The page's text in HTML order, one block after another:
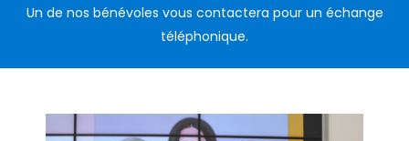
Un de nos bénévoles vous contactera pour un échange
téléphonique.